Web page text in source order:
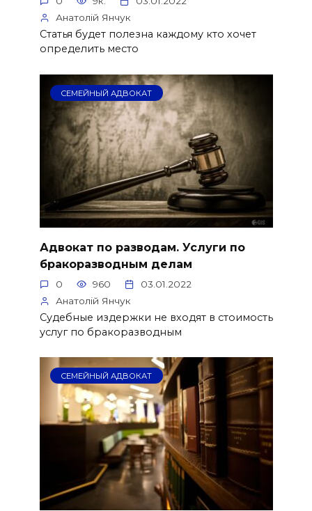
Анатолій Янчук
Статья будет полезна каждому кто хочет
определить место
СЕМЕЙНЫЙ АДВОКАТ
Адвокат по разводам. Услуги по
бракоразводным делам
0 960
03.01.2022
Анатолій Янчук
Судебные издержки не входят в стоимость
услуг по бракоразводным
СЕМЕЙНЫЙ АДВОКАТ